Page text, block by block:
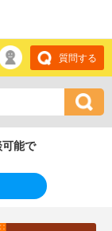
質問する
能で